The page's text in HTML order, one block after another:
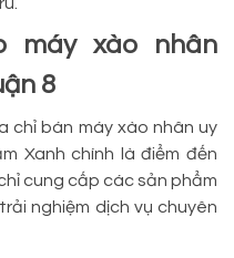
máy xào nhân
8
chỉ bán máy xào nhân uy
Xanh chính là điểm đến
cung cấp các sản phẩm
nghiệm dịch vụ chuyên